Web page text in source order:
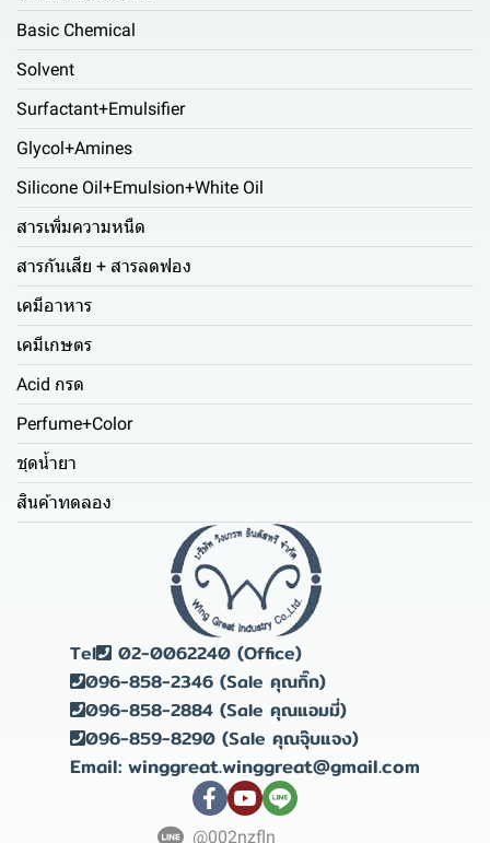
Basic Chemical
Solvent
Surfactant+Emulsifier
Glycol+Amines
Silicone Oil+Emulsion+White Oil
สารเพิ่มความหนืด
สารกันเสีย + สารลดฟอง
เคมีอาหาร
เคมีเกษตร
Acid กรด
Perfume+Color
ชุดน้ำยา
สินค้าทดลอง
Tel
02-0062240 (Office)
096-858-2346 (Sale คุณกิ๊ก)
096-858-2884 (Sale คุณแอมมี่)
096-859-8290 (Sale คุณจุ๊บแจง)
Email: winggreat.winggreat@gmail.com
@002nzfln